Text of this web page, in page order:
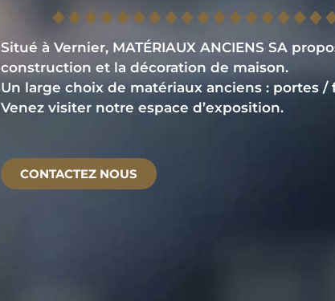
Situé à Vernier, MATÉRIAUX ANCIENS SA
construction et la décoration de maison.
Un large choix de matériaux anciens : portes
Venez visiter notre espace d’exposition.
CONTACTEZ NOUS